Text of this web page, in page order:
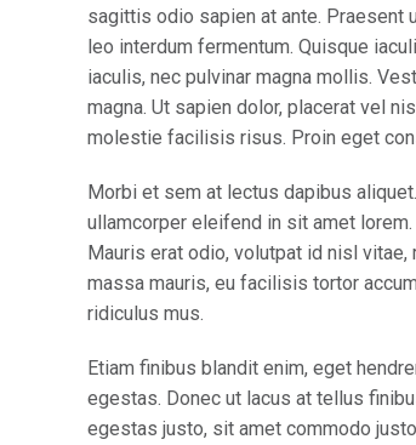
sagittis odio sapien at ante.
leo interdum fermentum. Quisque
iaculis, nec pulvinar magna mollis.
magna. Ut sapien dolor, placerat vel
molestie facilisis risus. Proin eget
Morbi et sem at lectus dapibus
ullamcorper eleifend in sit amet
Mauris erat odio, volutpat id nisl vitae,
massa mauris, eu facilisis tortor
ridiculus mus.
Etiam finibus blandit enim, eget
egestas. Donec ut lacus at tellus
egestas justo, sit amet commodo